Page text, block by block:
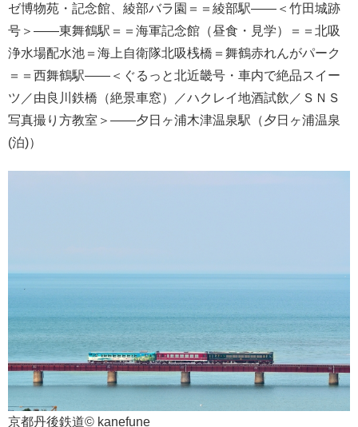
ゼ博物苑・記念館、綾部バラ園＝＝綾部駅――＜竹田城跡
号＞――東舞鶴駅＝＝海軍記念館（昼食・見学）＝＝北吸
浄水場配水池＝海上自衛隊北吸桟橋＝舞鶴赤れんがパーク
＝＝西舞鶴駅――＜ぐるっと北近畿号・車内で絶品スイー
ツ／由良川鉄橋（絶景車窓）／ハクレイ地酒試飲／ＳＮＳ
写真撮り方教室＞――夕日ヶ浦木津温泉駅（夕日ヶ浦温泉
(泊)）
京都丹後鉄道© kanefune